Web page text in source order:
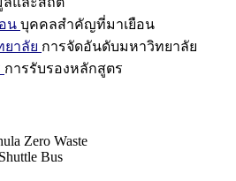
น บุคคลสำคัญที่มาเยือน
าลัย การจัดอันดับมหาวิทยาลัย
การรับรองหลักสูตร
Zero Waste
Bus